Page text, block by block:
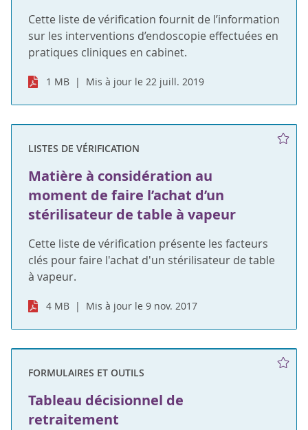
Cette liste de vérification fournit de l’information
sur les interventions d’endoscopie effectuées en
pratiques cliniques en cabinet.
1 MB Mis à jour le 22 juill. 2019
LISTES DE VÉRIFICATION
Matière à considération au
moment de faire l’achat d’un
stérilisateur de table à vapeur
Cette liste de vérification présente les facteurs
clés pour faire l'achat d'un stérilisateur de table
à vapeur.
4 MB Mis à jour le 9 nov. 2017
FORMULAIRES ET OUTILS
Tableau décisionnel de
retraitement